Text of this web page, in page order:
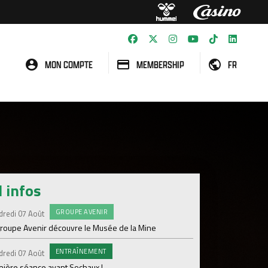
MON COMPTE MEMBERSHIP FR
infos
07 Août GROUPE AVENIR
Avenir découvre le Musée de la Mine
07 Août ENTRAÎNEMENT